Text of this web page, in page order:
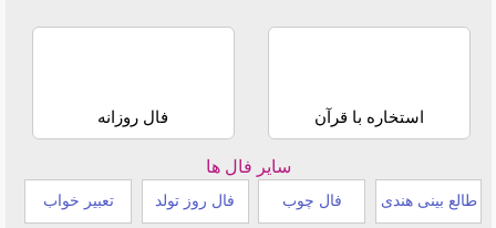
استخاره با قرآن فال روزانه
سایر فال ها
طالع بینی هندی فال چوب فال روز تولد تعبیر خواب